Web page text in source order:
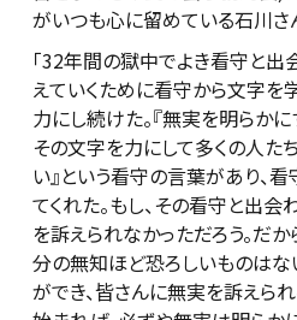
がいつも心に留めている石川さ
「32年間の獄中でよき看守と出
えていくために看守から文字を
力にし続けた。『無実を明らか
その文字を力にして多くの人た
い』という看守の言葉があり、
てくれた。もし、その看守と出
を訴えられなかっただろう。だ
分の無知ほど恐ろしいものはな
ができ、皆さんに無実を訴えら